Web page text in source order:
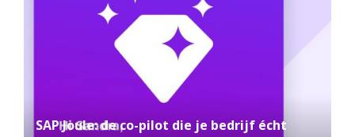
SAP Joule: de co-pilot die je bedrijf écht